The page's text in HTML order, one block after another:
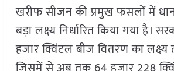
खरीफ सीजन की प्रमुख फसलों में
बड़ा लक्ष्य निर्धारित किया गया है।
हजार क्विंटल बीज वितरण का लक्ष्य